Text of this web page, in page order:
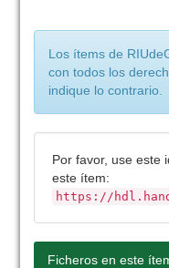
Los ítems de
con todos los
indique lo contrario.
Por favor, use este
este ítem:
https://
Ficheros en este